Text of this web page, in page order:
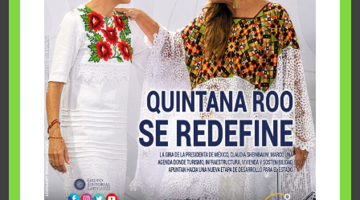
Fairmont Mayakoba y Make-A-Wish México unieron
esfuerzos para hacer realidad el deseo de una …